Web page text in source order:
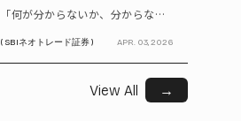
「何が分からないか、分からない」から卒業！ SBIネオトレード証券で学ぶ、はじめての資産形成
( SBIネオトレード証券 ) APR. 03, 2026
View All →